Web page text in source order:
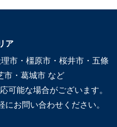
ア
市・橿原市・桜井市・五條
市・葛城市 など
可能な場合がございます。
お問い合わせください。